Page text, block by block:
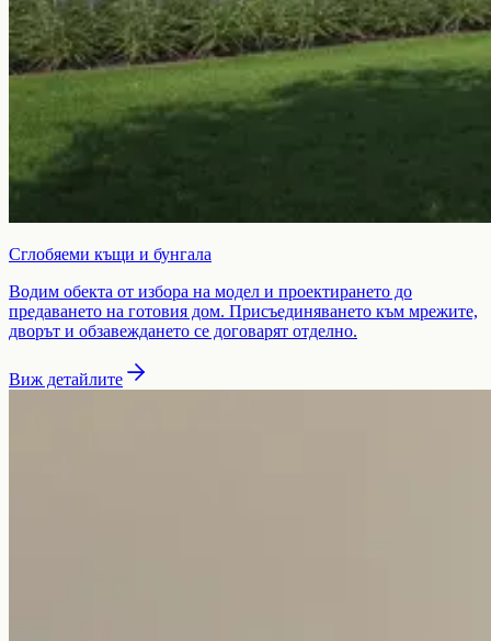
Сглобяеми къщи и бунгала
Водим обекта от избора на модел и проектирането до
предаването на готовия дом. Присъединяването към мрежите,
дворът и обзавеждането се договарят отделно.
Виж детайлите